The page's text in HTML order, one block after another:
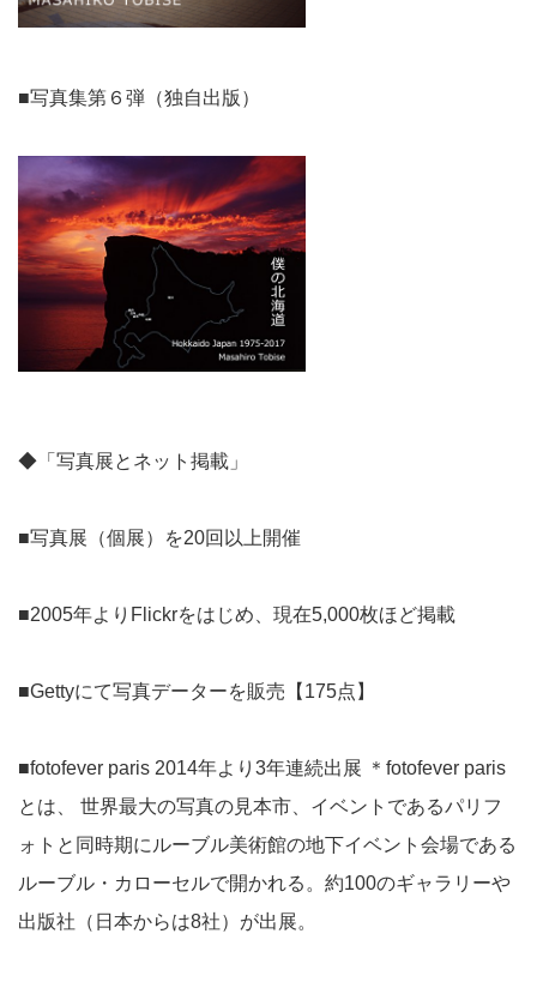
■写真集第６弾（独自出版）
◆「写真展とネット掲載」
■写真展（個展）を20回以上開催
■2005年よりFlickrをはじめ、現在5,000枚ほど掲載
■Gettyにて写真データーを販売【175点】
■fotofever paris 2014年より3年連続出展 ＊fotofever paris
とは、 世界最大の写真の見本市、イベントであるパリフ
ォトと同時期にルーブル美術館の地下イベント会場である
ルーブル・カローセルで開かれる。約100のギャラリーや
出版社（日本からは8社）が出展。